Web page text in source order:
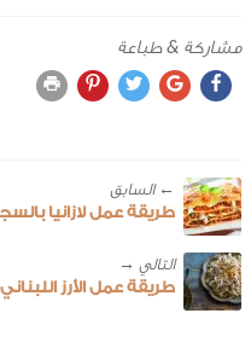
مشاركة & طباعة
← ‎السابق
طريقة عمل لازانيا
طريقة عمل الأرز